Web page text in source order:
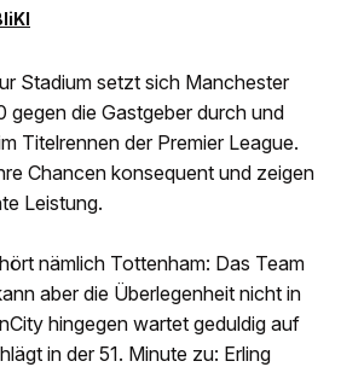
Stadium setzt sich Manchester
gegen die Gastgeber durch und
Titelrennen der Premier League.
Chancen konsequent und zeigen
Leistung.
nämlich Tottenham: Das Team
aber die Überlegenheit nicht in
hingegen wartet geduldig auf
in der 51. Minute zu: Erling